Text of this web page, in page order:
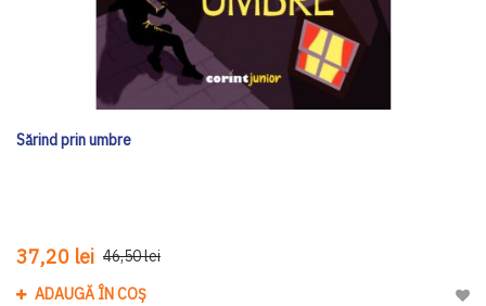
Sărind prin umbre
37,20 lei 46,50 lei
ADAUGĂ ÎN COȘ